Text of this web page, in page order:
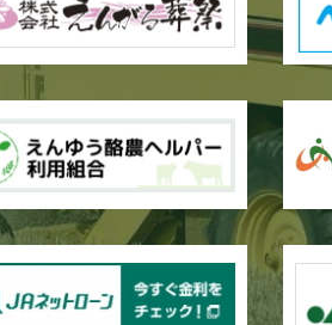
ブロッコリー播種作業が行われています